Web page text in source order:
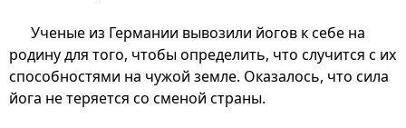
Ученые из Германии вывозили йогов к себе на
родину для того, чтобы определить, что случится с их
способностями на чужой земле. Оказалось, что сила
йога не теряется со сменой страны.